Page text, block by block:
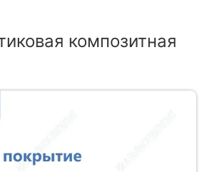
композитная